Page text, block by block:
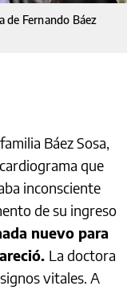
de Fernando Báez
Báez Sosa,
que
inconsciente
de su ingreso
nuevo para
La doctora
vitales. A